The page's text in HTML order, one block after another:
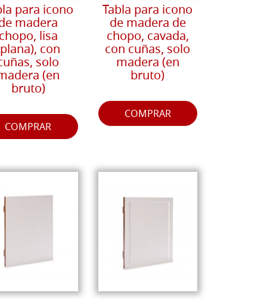
para icono
madera
lisa
con
solo
(en
bruto)
COMPRAR
Tabla para icono
de madera de
chopo, cavada,
con cuñas, solo
madera (en
bruto)
COMPRAR